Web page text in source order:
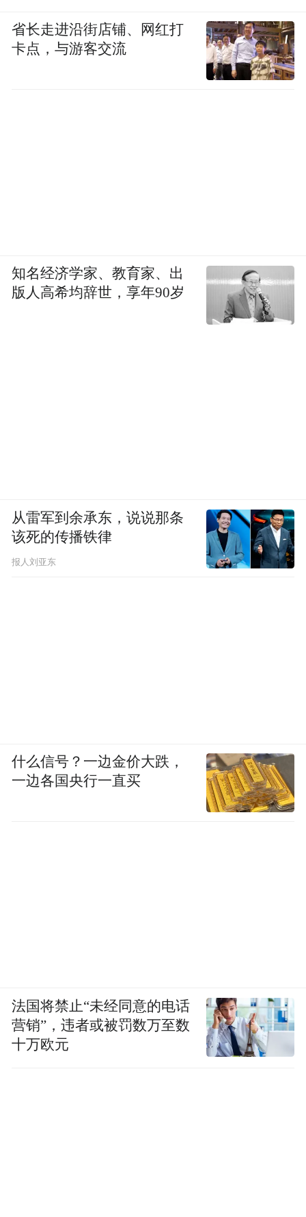
省长走进沿街店铺、网红打
卡点，与游客交流
知名经济学家、教育家、出
版人高希均辞世，享年90岁
从雷军到余承东，说说那条
该死的传播铁律
报人刘亚东
什么信号？一边金价大跌，
一边各国央行一直买
法国将禁止“未经同意的电话
营销”，违者或被罚数万至数
十万欧元